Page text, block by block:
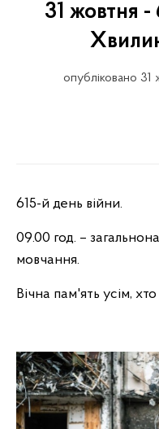
31 жовтня -
опубліковано
615-й день війни.
09.00 год. –
мовчання.
Вічна пам'ять усім,